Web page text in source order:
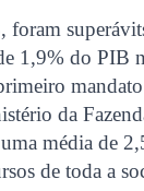
1,9% do PIB
da
média de
de toda a